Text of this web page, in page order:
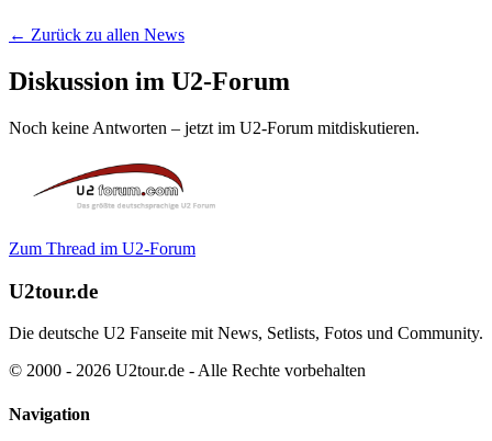
← Zurück zu allen News
Diskussion im U2-Forum
Noch keine Antworten – jetzt im U2-Forum mitdiskutieren.
Zum Thread im U2-Forum
U2tour.de
Die deutsche U2 Fanseite mit News, Setlists, Fotos und Community.
© 2000 - 2026 U2tour.de - Alle Rechte vorbehalten
Navigation